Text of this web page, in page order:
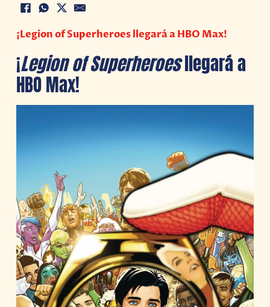
¡Legion of Superheroes llegará a HBO Max!
¡Legion of Superheroesllegará a
HBO Max!